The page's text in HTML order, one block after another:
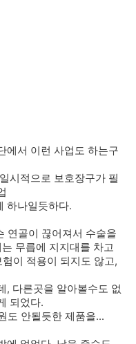
에서 이런 사업도 하는구
시적으로 보호장구가 필
하나일듯하다.
연골이 끊어져서 수술을
무릅에 지지대를 차고
이 적용이 되지도 않고,
, 다른곳을 알아볼수도 없
되었다.
도 안될듯한 제품을...